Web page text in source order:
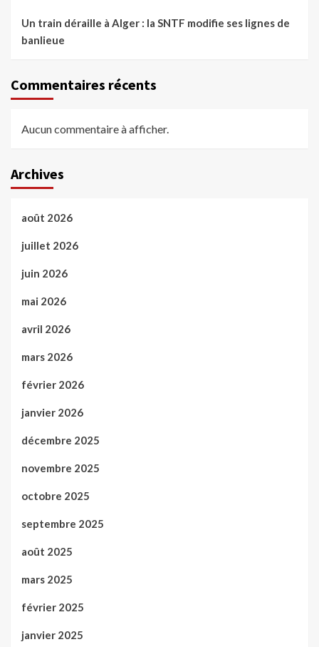
Un train déraille à Alger : la SNTF modifie ses lignes de
banlieue
Commentaires récents
Aucun commentaire à afficher.
Archives
août 2026
juillet 2026
juin 2026
mai 2026
avril 2026
mars 2026
février 2026
janvier 2026
décembre 2025
novembre 2025
octobre 2025
septembre 2025
août 2025
mars 2025
février 2025
janvier 2025